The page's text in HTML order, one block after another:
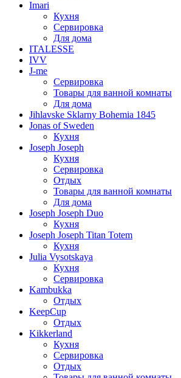
Imari
Кухня
Сервировка
Для дома
ITALESSE
IVV
J-me
Сервировка
Товары для ванной комнаты
Для дома
Jihlavske Sklarny Bohemia 1845
Jonas of Sweden
Кухня
Joseph Joseph
Кухня
Сервировка
Отдых
Товары для ванной комнаты
Для дома
Joseph Joseph Duo
Кухня
Joseph Joseph Titan Totem
Кухня
Julia Vysotskaya
Кухня
Сервировка
Kambukka
Отдых
KeepCup
Отдых
Kikkerland
Кухня
Сервировка
Отдых